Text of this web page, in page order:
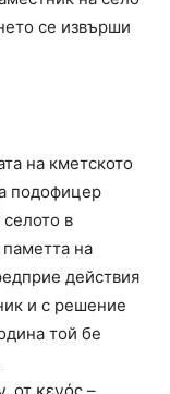
се извърши
на кметското
подофицер
в
на
действия
и с решение
той бе